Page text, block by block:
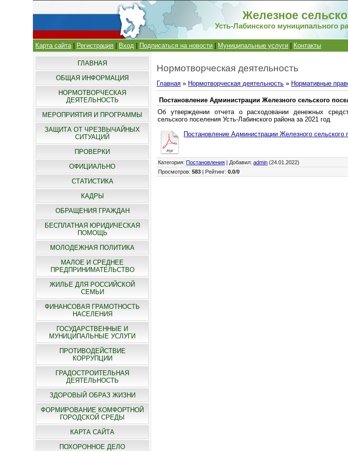
Железное
Усть-Лабинского муниципального
Карта сайта| Регистрация Вход Подписаться на новости Муниципальные услуги Контакты
ГЛАВНАЯ
ОБЩАЯ ИНФОРМАЦИЯ
НОРМОТВОРЧЕСКАЯ
ДЕЯТЕЛЬНОСТЬ
МЕРОПРИЯТИЯ И ПРОГРАММЫ
ЗАЩИТА ОТ ЧРЕЗВЫЧАЙНЫХ
СИТУАЦИЙ
ПРОВЕРКИ
ОФИЦИАЛЬНО
СТАТИСТИКА
КАДРЫ
ОБРАЩЕНИЯ ГРАЖДАН
БЕСПЛАТНАЯ ЮРИДИЧЕСКАЯ
ПОМОЩЬ
МОЛОДЕЖНАЯ ПОЛИТИКА
МАЛОЕ И СРЕДНЕЕ
ПРЕДПРИНИМАТЕЛЬСТВО
ЖИЛЬЕ ДЛЯ РОССИЙСКОЙ
СЕМЬИ
ФИНАНСОВАЯ ГРАМОТНОСТЬ
НАСЕЛЕНИЯ
ГОСУДАРСТВЕННЫЕ И
МУНИЦИПАЛЬНЫЕ УСЛУГИ
ПРОТИВОДЕЙСТВИЕ
КОРРУПЦИИ
ГРАДОСТРОИТЕЛЬНАЯ
ДЕЯТЕЛЬНОСТЬ
ЗДОРОВЫЙ ОБРАЗ ЖИЗНИ
ФОРМИРОВАНИЕ КОМФОРТНОЙ
ГОРОДСКОЙ СРЕДЫ
КАРТА САЙТА
ПОХОРОННОЕ ДЕЛО
Нормотворческая деятельность
Главная » Нормотворческая деятельность » Нормативные
Постановление Администрации Железного сельского
Об утверждении отчета о расходовании денежных
сельского поселения Усть-Лабинского района за 2021 год
Постановление Администрации Железного
Категория: Постановления Добавил:admin (24.01.2022)
Просмотров:583 Рейтинг:0.0/0